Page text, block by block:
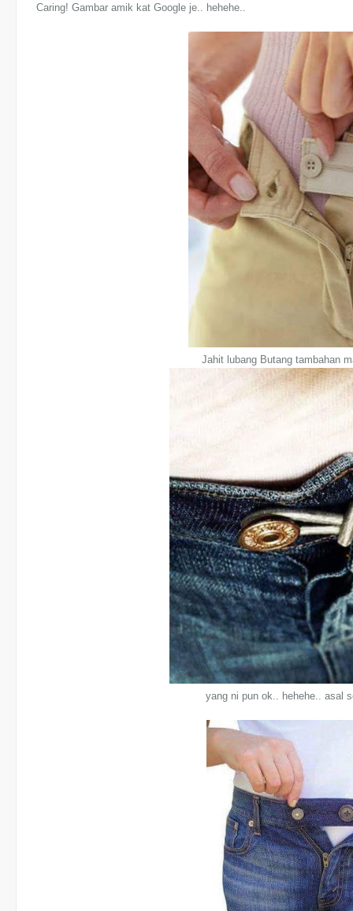
Caring! Gambar amik kat Google je.. hehehe..
Jahit lubang Butang tambahan
yang ni pun ok.. hehehe.. asal